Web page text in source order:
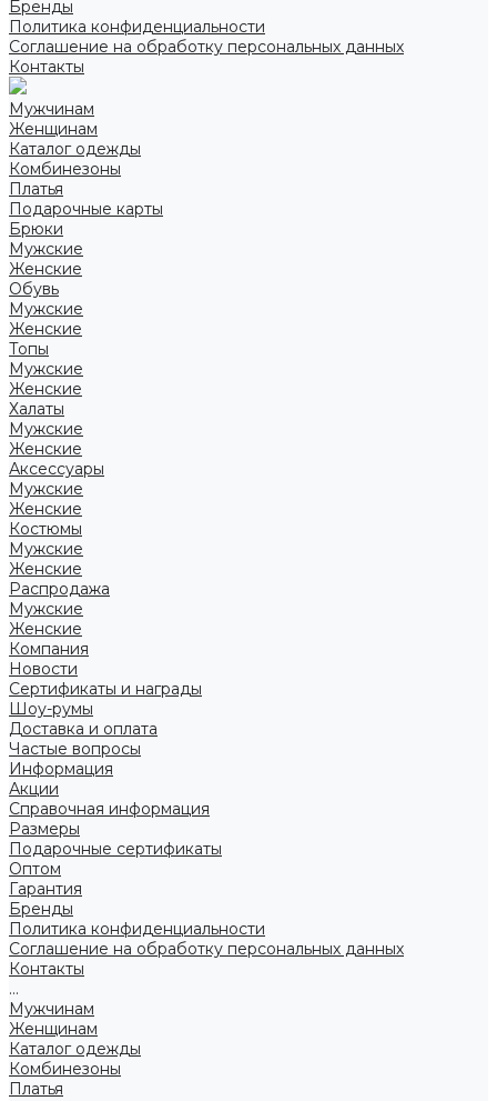
Бренды
Политика конфиденциальности
Соглашение на обработку персональных данных
Контакты
Мужчинам
Женщинам
Каталог одежды
Комбинезоны
Платья
Подарочные карты
Брюки
Мужские
Женские
Обувь
Мужские
Женские
Топы
Мужские
Женские
Халаты
Мужские
Женские
Аксессуары
Мужские
Женские
Костюмы
Мужские
Женские
Распродажа
Мужские
Женские
Компания
Новости
Сертификаты и награды
Шоу-румы
Доставка и оплата
Частые вопросы
Информация
Акции
Справочная информация
Размеры
Подарочные сертификаты
Оптом
Гарантия
Бренды
Политика конфиденциальности
Соглашение на обработку персональных данных
Контакты
...
Мужчинам
Женщинам
Каталог одежды
Комбинезоны
Платья